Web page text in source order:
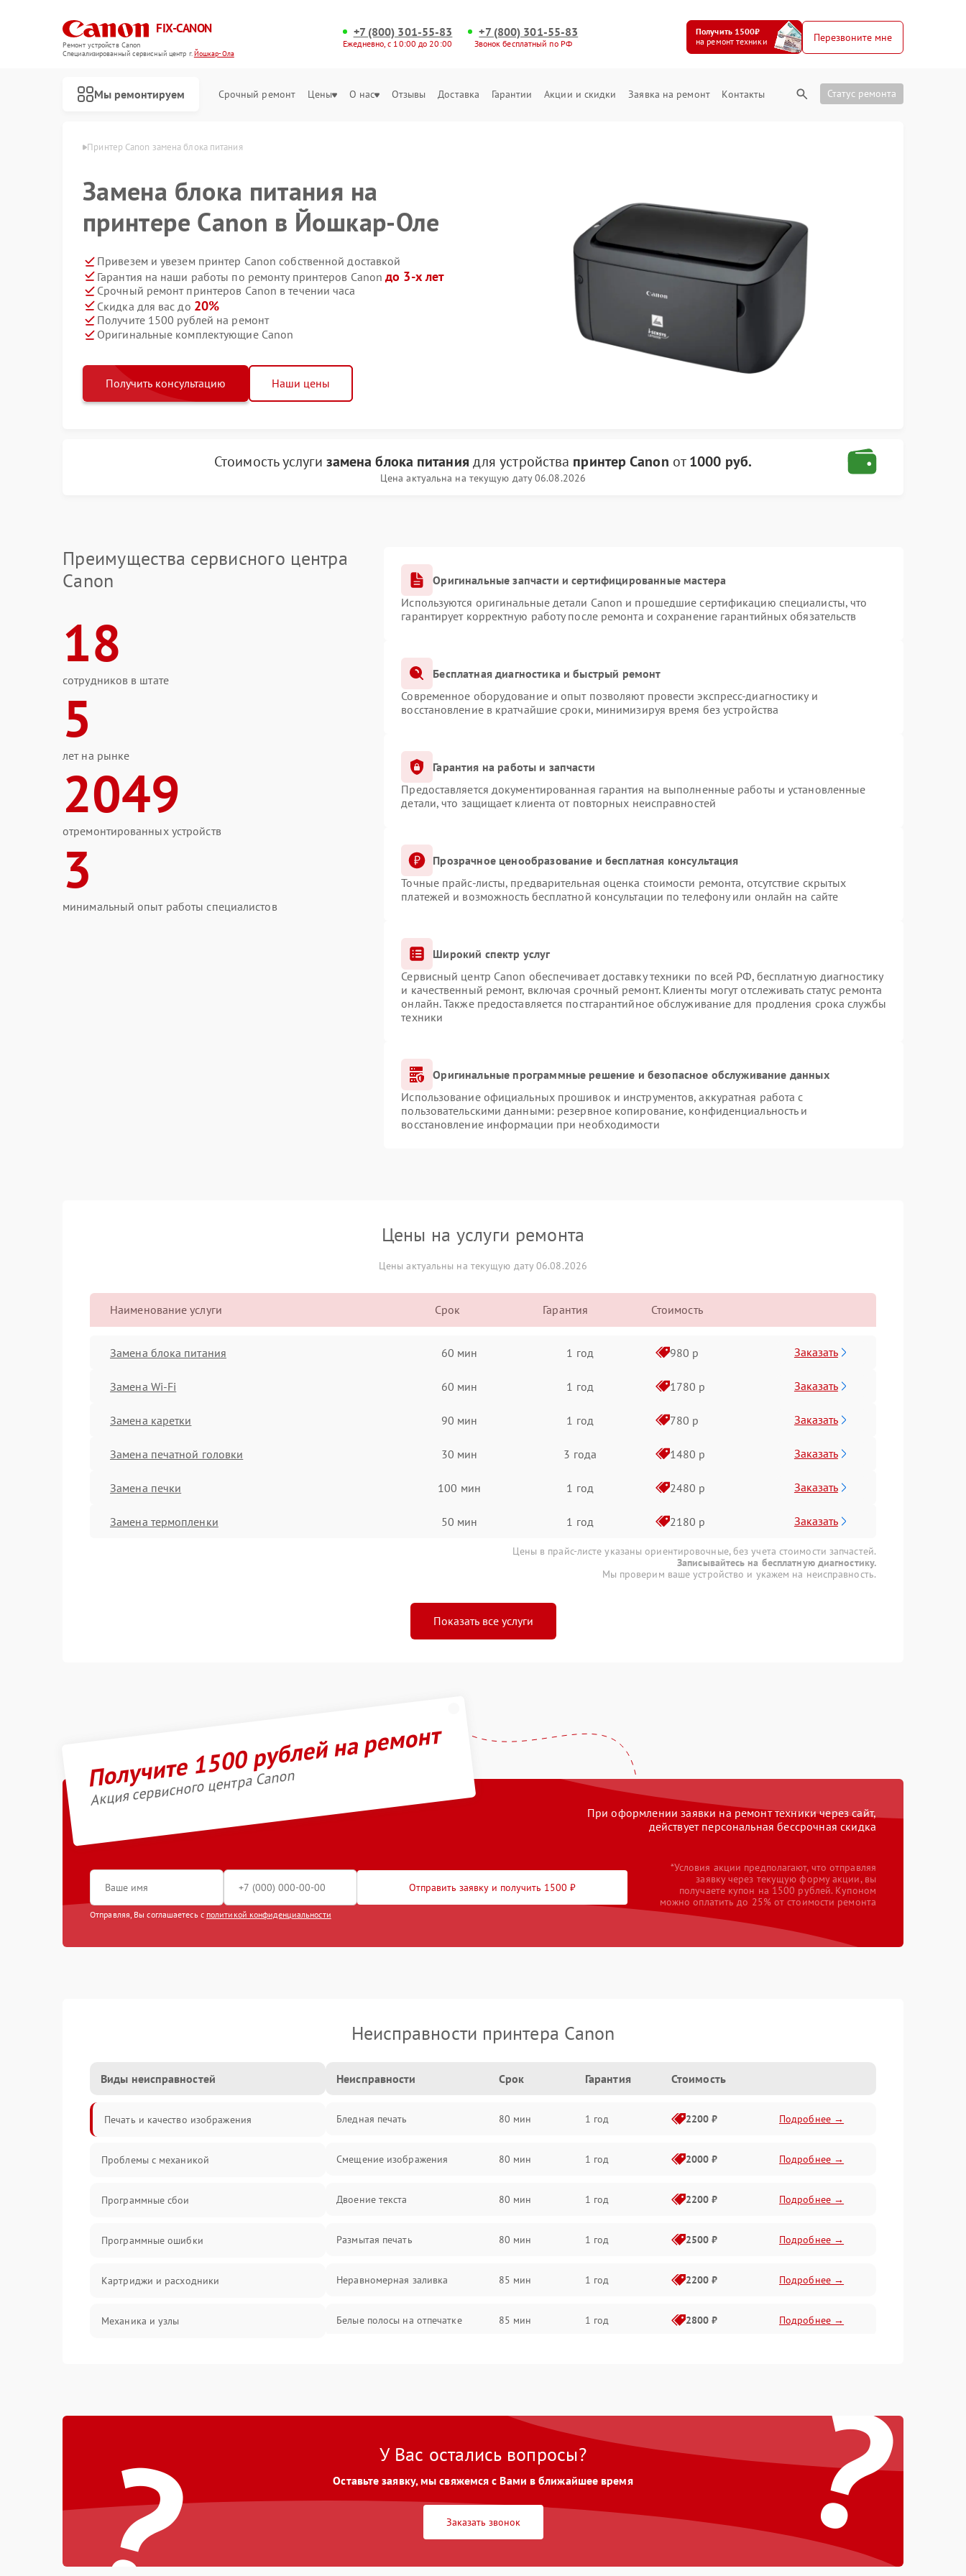
FIX-CANON
Ремонт устройств Canon
Специализированный cервисный центр г.Йошкар-Ола
+7 (800) 301-55-83
Ежедневно, с 10:00 до 20:00
+7 (800) 301-55-83
Звонок бесплатный по РФ
Получить 1500₽
на ремонт техники
Перезвоните мне
Мы ремонтируем Срочный ремонт Цены О нас Отзывы Доставка Гарантии Акции и скидки Заявка на ремонт Контакты Статус ремонта
в Йошкар-Оле Принтер Canon замена блока питания
Замена блока питания на
принтере Canon в Йошкар-Оле
Привезем и увезем принтер Canon собственной доставкой
Гарантия на наши работы по ремонту принтеров Canonдо 3-х лет
Срочный ремонт принтеров Canon в течении часа
Скидка для вас до 20%
Получите 1500 рублей на ремонт
Оригинальные комплектующие Canon
Получить консультацию Наши цены
Стоимость услуги замена блока питания для устройства принтер Canon от1000 руб.
Цена актуальна на текущую дату 06.08.2026
Преимущества сервисного центра
Canon
18
сотрудников в штате
5
лет на рынке
2049
отремонтированных устройств
3
минимальный опыт работы специалистов
Оригинальные запчасти и сертифицированные мастера
Используются оригинальные детали Canon и прошедшие сертификацию специалисты, что
гарантирует корректную работу после ремонта и сохранение гарантийных обязательств
Бесплатная диагностика и быстрый ремонт
Современное оборудование и опыт позволяют провести экспресс-диагностику и
восстановление в кратчайшие сроки, минимизируя время без устройства
Гарантия на работы и запчасти
Предоставляется документированная гарантия на выполненные работы и установленные
детали, что защищает клиента от повторных неисправностей
Прозрачное ценообразование и бесплатная консультация
Точные прайс-листы, предварительная оценка стоимости ремонта, отсутствие скрытых
платежей и возможность бесплатной консультации по телефону или онлайн на сайте
Широкий спектр услуг
Сервисный центр Canon обеспечивает доставку техники по всей РФ, бесплатную диагностику
и качественный ремонт, включая срочный ремонт. Клиенты могут отслеживать статус ремонта
онлайн. Также предоставляется постгарантийное обслуживание для продления срока службы
техники
Оригинальные программные решение и безопасное обслуживание данных
Использование официальных прошивок и инструментов, аккуратная работа с
пользовательскими данными: резервное копирование, конфиденциальность и
восстановление информации при необходимости
Цены на услуги ремонта
Цены актуальны на текущую дату 06.08.2026
Наименование услуги Срок Гарантия Стоимость
Замена блока питания 60 мин 1 год 980 р Заказать
Замена Wi-Fi 60 мин 1 год 1780 р Заказать
Замена каретки 90 мин 1 год 780 р Заказать
Замена печатной головки 30 мин 3 года 1480 р Заказать
Замена печки 100 мин 1 год 2480 р Заказать
Замена термопленки 50 мин 1 год 2180 р Заказать
Цены в прайс-листе указаны ориентировочные, без учета стоимости запчастей.
Записывайтесь на бесплатную диагностику.
Мы проверим ваше устройство и укажем на неисправность.
Показать все услуги
Получите 1500 рублей на ремонт
Акция сервисного центра Canon
При оформлении заявки на ремонт техники через сайт,
действует персональная бессрочная скидка
Отправить заявку и получить 1500 ₽
Отправляя, Вы соглашаетесь с политикой конфиденциальности
*Условия акции предполагают, что отправляя
заявку через текущую форму акции, вы
получаете купон на 1500 рублей. Купоном
можно оплатить до 25% от стоимости ремонта
Неисправности принтера Canon
Виды неисправностей
Печать и качество изображения
Проблемы с механикой
Программные сбои
Программные ошибки
Картриджи и расходники
Механика и узлы
Питание и запуск
Изображение
Неисправности Срок Гарантия Стоимость
Бледная печать 80 мин 1 год 2200 ₽ Подробнее →
Смещение изображения 80 мин 1 год 2000 ₽ Подробнее →
Двоение текста 80 мин 1 год 2200 ₽ Подробнее →
Размытая печать 80 мин 1 год 2500 ₽ Подробнее →
Неравномерная заливка 85 мин 1 год 2200 ₽ Подробнее →
Белые полосы на отпечатке 85 мин 1 год 2800 ₽ Подробнее →
? ?
У Вас остались вопросы?
Оставьте заявку, мы свяжемся с Вами в ближайшее время
Заказать звонок